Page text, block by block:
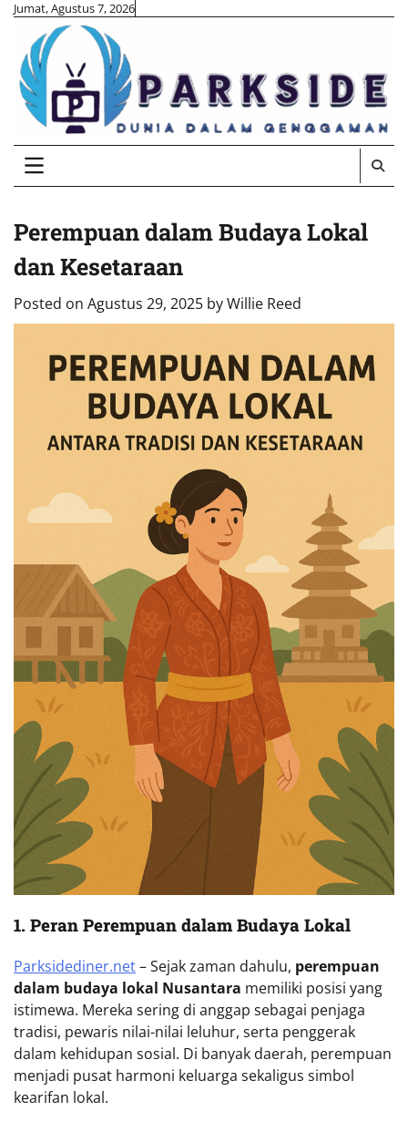
Skip
content
Jumat, Agustus 7, 2026
Perempuan dalam Budaya Lokal
dan Kesetaraan
Posted on Agustus 29, 2025 byWillie Reed
1. Peran Perempuan dalam Budaya Lokal
Parksidediner.net– Sejak zaman dahulu, perempuan
dalam budaya lokal Nusantara memiliki posisi yang
istimewa. Mereka sering di anggap sebagai penjaga
tradisi, pewaris nilai-nilai leluhur, serta penggerak
dalam kehidupan sosial. Di banyak daerah, perempuan
menjadi pusat harmoni keluarga sekaligus simbol
kearifan lokal.